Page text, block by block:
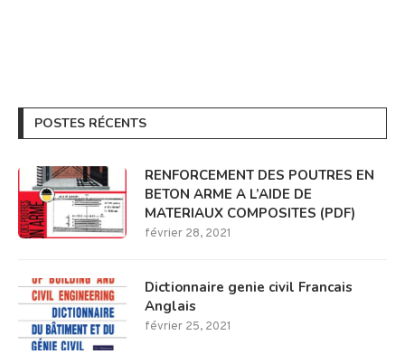
POSTES RÉCENTS
RENFORCEMENT DES POUTRES EN
BETON ARME A L’AIDE DE
MATERIAUX COMPOSITES (PDF)
février 28, 2021
Dictionnaire genie civil Francais
Anglais
février 25, 2021